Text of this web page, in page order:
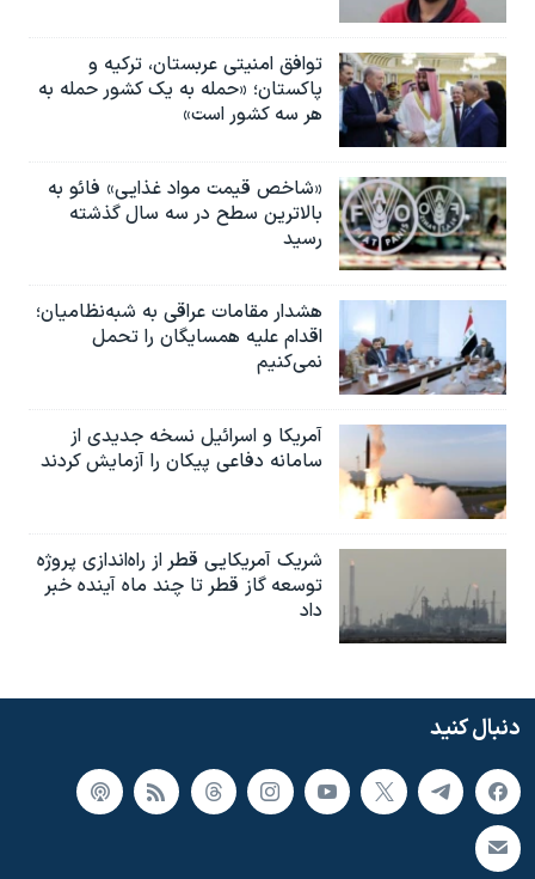
توافق امنیتی عربستان، ترکیه و
پاکستان؛ «حمله به یک کشور حمله به
هر سه کشور است»
«شاخص قیمت مواد غذایی» فائو به
بالاترین سطح در سه سال گذشته
رسید
هشدار مقامات عراقی به شبه‌نظامیان؛
اقدام علیه همسایگان را تحمل
نمی‌کنیم
آمریکا و اسرائیل نسخه جدیدی از
سامانه دفاعی پیکان را آزمایش کردند
شریک آمریکایی قطر از راه‌اندازی پروژه
توسعه گاز قطر تا چند ماه آینده خبر
داد
دنبال کنید